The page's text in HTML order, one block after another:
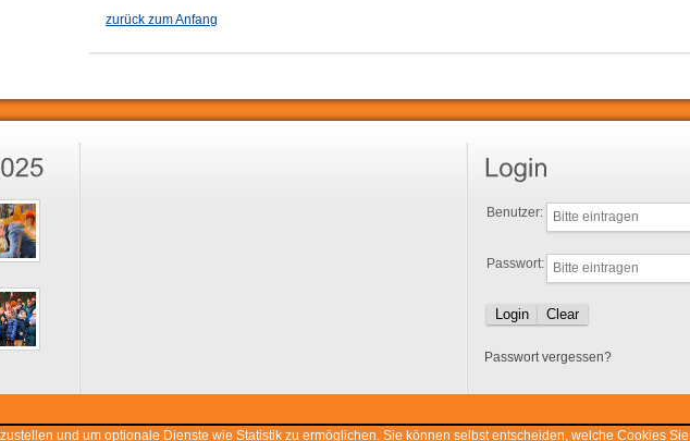
und um optionale Dienste wie Statistik zu ermöglichen. Sie können selbst entscheiden, welche Cookies
zurück zum Anfang
Benutzer:
Passwort:
Passwort vergessen?